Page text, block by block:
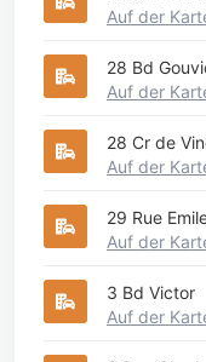
Auf der
28 Bd
Auf der
28 Cr de
Auf der
29 Rue
Auf der
3 Bd Victor
Auf der